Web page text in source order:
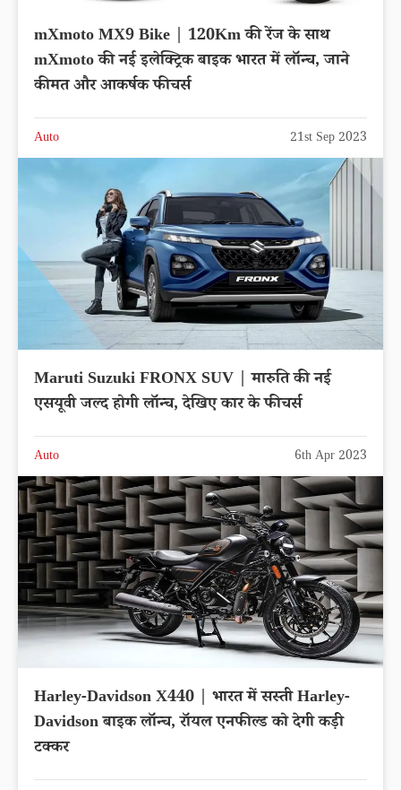
mXmoto MX9 Bike | 120Km की रेंज के साथ
mXmoto की नई इलेक्ट्रिक बाइक भारत में लॉन्च, जाने
कीमत और आकर्षक फीचर्स
Auto 21st Sep 2023
Maruti Suzuki FRONX SUV | मारुति की नई
एसयूवी जल्द होगी लॉन्च, देखिए कार के फीचर्स
Auto 6th Apr 2023
Harley-Davidson X440 | भारत में सस्ती Harley-
Davidson बाइक लॉन्च, रॉयल एनफील्ड को देगी कड़ी
टक्कर